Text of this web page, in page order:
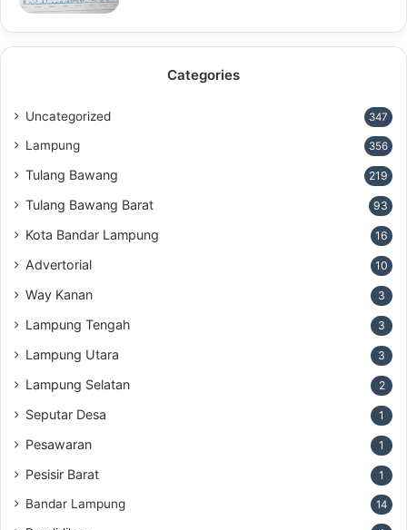
Categories
Uncategorized 347
Lampung 356
Tulang Bawang 219
Tulang Bawang Barat 93
Kota Bandar Lampung 16
Advertorial 10
Way Kanan 3
Lampung Tengah 3
Lampung Utara 3
Lampung Selatan 2
Seputar Desa 1
Pesawaran 1
Pesisir Barat 1
Bandar Lampung 14